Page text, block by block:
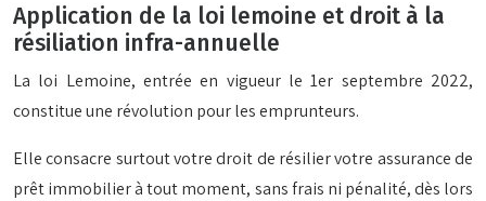
Application de la loi lemoine et droit à la
résiliation infra-annuelle
La loi Lemoine, entrée en vigueur le 1er septembre 2022,
constitue une révolution pour les emprunteurs.
Elle consacre surtout votre droit de résilier votre assurance de
prêt immobilier à tout moment, sans frais ni pénalité, dès lors